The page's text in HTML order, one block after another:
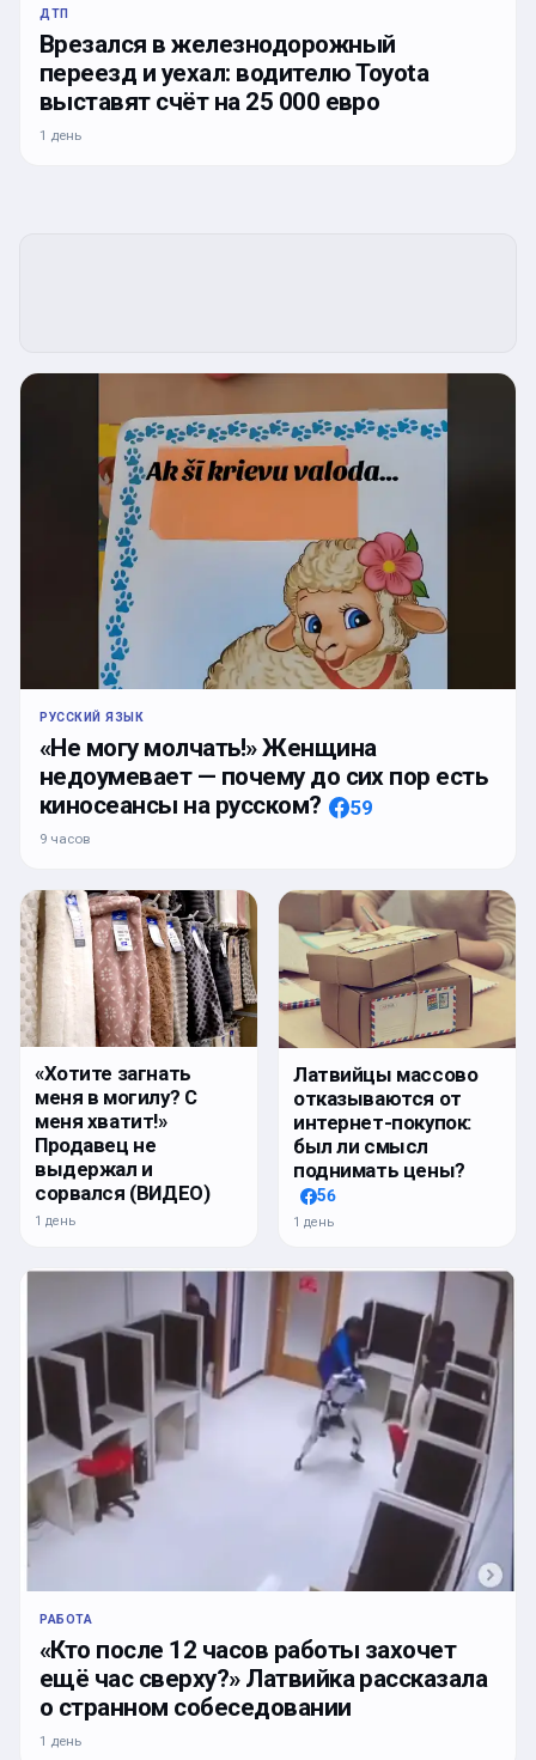
ДТП
Врезался в железнодорожный
переезд и уехал: водителю Toyota
выставят счёт на 25 000 евро
1 день
РУССКИЙ ЯЗЫК
«Не могу молчать!» Женщина
недоумевает — почему до сих пор есть
киносеансы на русском?
59
9 часов
«Хотите загнать
меня в могилу? С
меня хватит!»
Продавец не
выдержал и
сорвался (ВИДЕО)
1 день
Латвийцы массово
отказываются от
интернет-покупок:
был ли смысл
поднимать цены?
56
1 день
РАБОТА
«Кто после 12 часов работы захочет
ещё час сверху?» Латвийка рассказала
о странном собеседовании
1 день